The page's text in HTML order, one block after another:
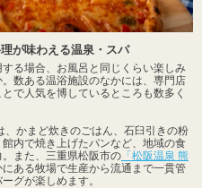
が味わえる温泉・スパ
る場合、お風呂と同じくらい楽しみ
数ある温浴施設のなかには、専門店
で人気を博しているところも数多く
、かまど炊きのごはん、石臼引きの粉
内で焼き上げたパンなど、地域の食
また、三重県松阪市の 「松阪温泉 熊
ある牧場で生産から流通まで一貫管
グが楽しめます。